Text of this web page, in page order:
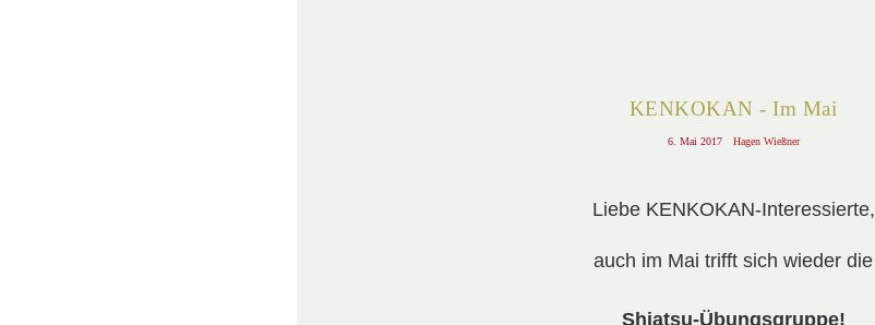
KENKOKAN - Im Mai
6. Mai 2017 Hagen Wießner
Liebe KENKOKAN-Interessierte,
auch im Mai trifft sich wieder die
Shiatsu-Übungsgruppe!